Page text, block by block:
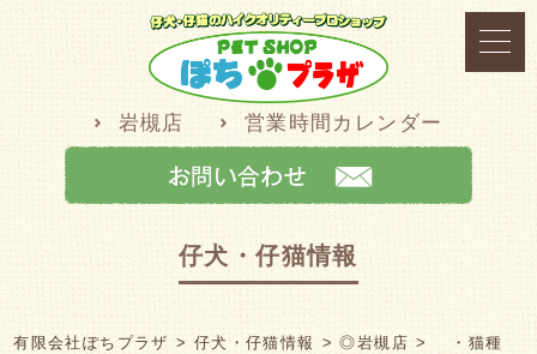
岩槻店 営業時間カレンダー
仔犬・仔猫情報
有限会社ぽちプラザ 仔犬・仔猫情報 ◎岩槻店
・猫種